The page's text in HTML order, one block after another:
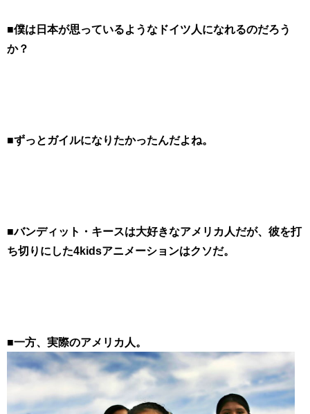
■僕は日本が思っているようなドイツ人になれるのだろう
か？
■ずっとガイルになりたかったんだよね。
■バンディット・キースは大好きなアメリカ人だが、彼を打
ち切りにした4kidsアニメーションはクソだ。
■一方、実際のアメリカ人。